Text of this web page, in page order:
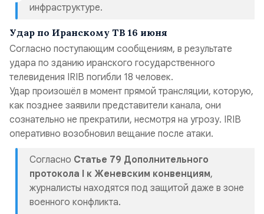
инфраструктуре.
Удар по Иранскому ТВ 16 июня
Согласно поступающим сообщениям, в результате
удара по зданию иранского государственного
телевидения IRIB погибли 18 человек.
Удар произошёл в момент прямой трансляции, которую,
как позднее заявили представители канала, они
сознательно не прекратили, несмотря на угрозу. IRIB
оперативно возобновил вещание после атаки.
Согласно Статье 79 Дополнительного
протокола I к Женевским конвенциям,
журналисты находятся под защитой даже в зоне
военного конфликта.